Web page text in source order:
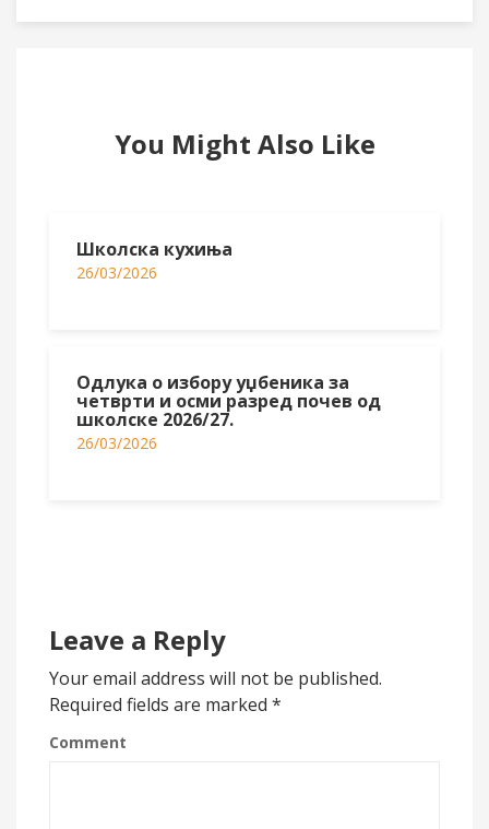
You Might Also Like
Школска кухиња
26/03/2026
Одлука о избору уџбеника за
четврти и осми разред почев од
школске 2026/27.
26/03/2026
Leave a Reply
Your email address will not be published.
Required fields are marked *
Comment